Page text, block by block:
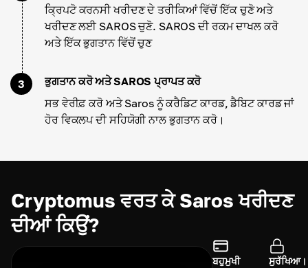
ਕ੍ਰਿਪਟੋ ਕਰਨਸੀ ਖਰੀਦਣ ਦੇ ਤਰੀਕਿਆਂ ਵਿੱਚੋਂ ਇੱਕ ਚੁਣੋ ਅਤੇ
ਖਰੀਦਣ ਲਈ SAROS ਚੁਣੋ. SAROS ਦੀ ਰਕਮ ਦਾਖਲ ਕਰੋ
ਅਤੇ ਇੱਕ ਭੁਗਤਾਨ ਵਿੱਚੋਂ ਚੁਣ
3
ਭੁਗਤਾਨ ਕਰੋ ਅਤੇ SAROS ਪ੍ਰਾਪਤ ਕਰੋ
ਸਭ ਵੇਰੀਫ਼ ਕਰੋ ਅਤੇ Saros ਨੂੰ ਕਰੈਡਿਟ ਕਾਰਡ, ਡੈਬਿਟ ਕਾਰਡ ਜਾਂ
ਹੋਰ ਵਿਕਲਪ ਦੀ ਸਹਿਯੋਗੀ ਨਾਲ ਭੁਗਤਾਨ ਕਰੋ।
Cryptomus ਵਰਤ ਕੇ Saros ਖਰੀਦਣ
ਦੀਆਂ ਕਿਉਂ?
ਬਹੁਮੁਖੀ
ਸੁਰੱਖਿਆ।